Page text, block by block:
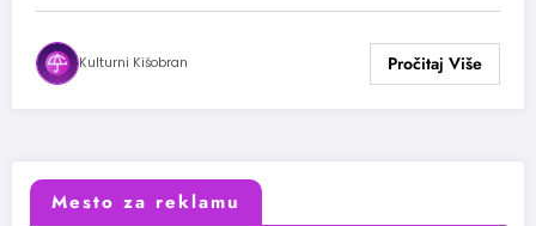
Kulturni Kišobran
Mesto za reklamu